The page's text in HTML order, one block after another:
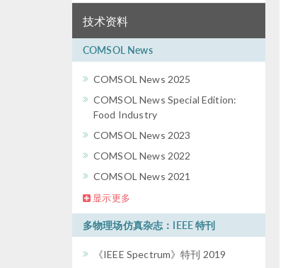
技术资料
COMSOL News
COMSOL News 2025
COMSOL News Special Edition:
Food Industry
COMSOL News 2023
COMSOL News 2022
COMSOL News 2021
显示更多
多物理场仿真杂志：IEEE 特刊
《IEEE Spectrum》特刊 2019